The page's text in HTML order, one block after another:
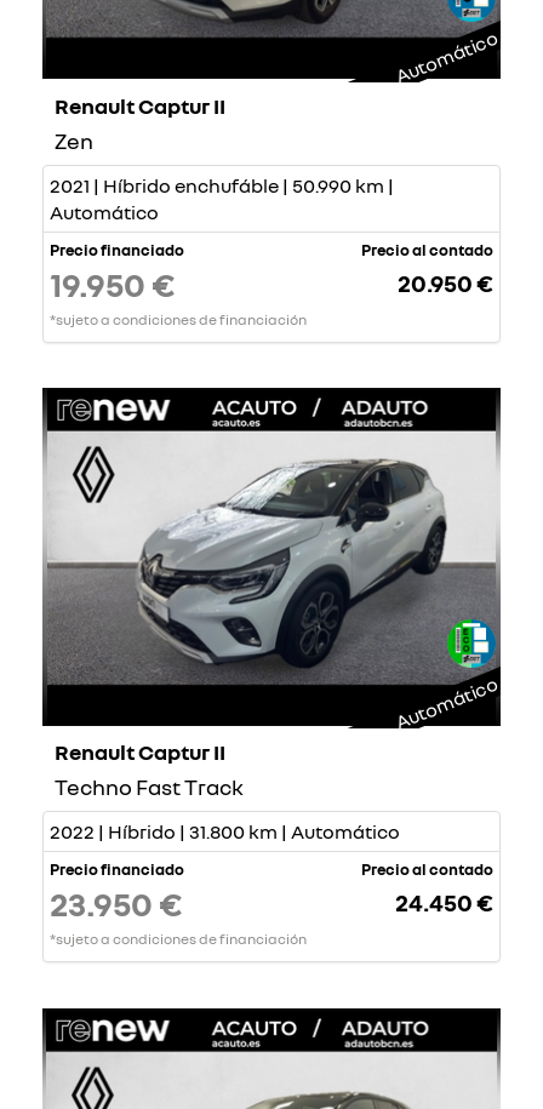
Automático
Renault Captur II
Zen
2021 | Híbrido enchufáble | 50.990 km |
Automático
Precio financiado
19.950 €
*sujeto a condiciones de financiación
Precio al contado
20.950 €
Automático
Renault Captur II
Techno Fast Track
2022 | Híbrido | 31.800 km | Automático
Precio financiado
23.950 €
*sujeto a condiciones de financiación
Precio al contado
24.450 €